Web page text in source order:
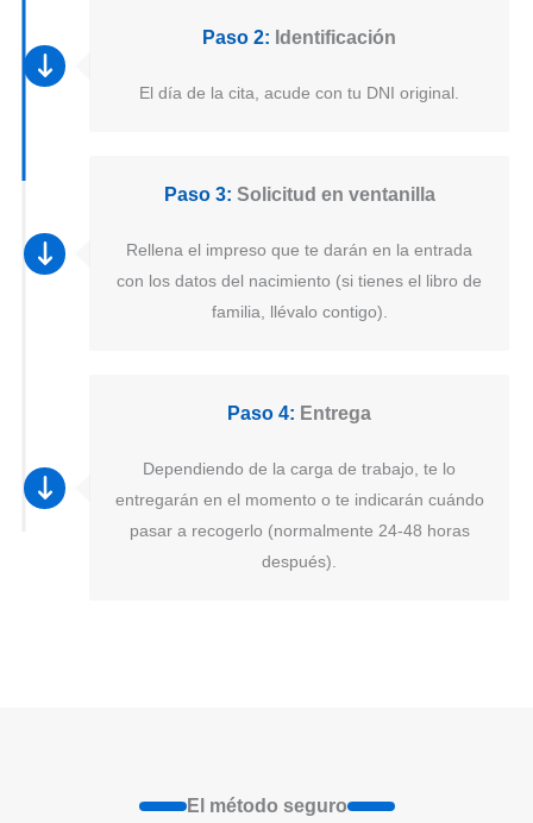
Paso 2: Identificación
El día de la cita, acude con tu DNI original.
Paso 3: Solicitud en ventanilla
Rellena el impreso que te darán en la entrada
con los datos del nacimiento (si tienes el libro de
familia, llévalo contigo).
Paso 4: Entrega
Dependiendo de la carga de trabajo, te lo
entregarán en el momento o te indicarán cuándo
pasar a recogerlo (normalmente 24-48 horas
después).
El método seguro